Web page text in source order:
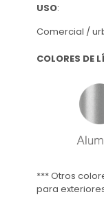
USO:
Comercial /
COLORES DE
*** Otros
para